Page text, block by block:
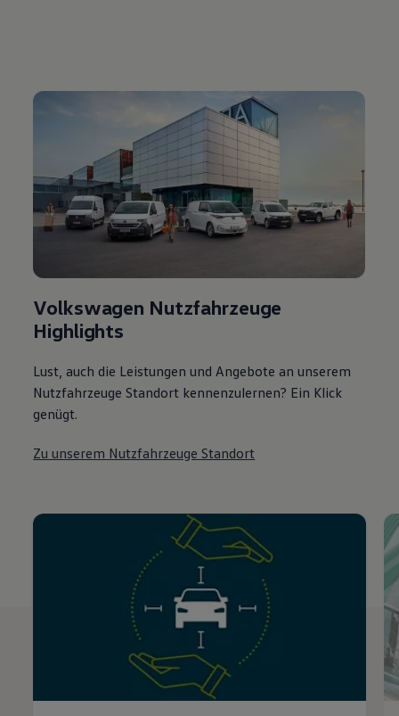
Volkswagen Nutzfahrzeuge
Highlights
Lust, auch die Leistungen und Angebote an unserem
Nutzfahrzeuge Standort kennenzulernen? Ein Klick
genügt.
Zu unserem Nutzfahrzeuge Standort